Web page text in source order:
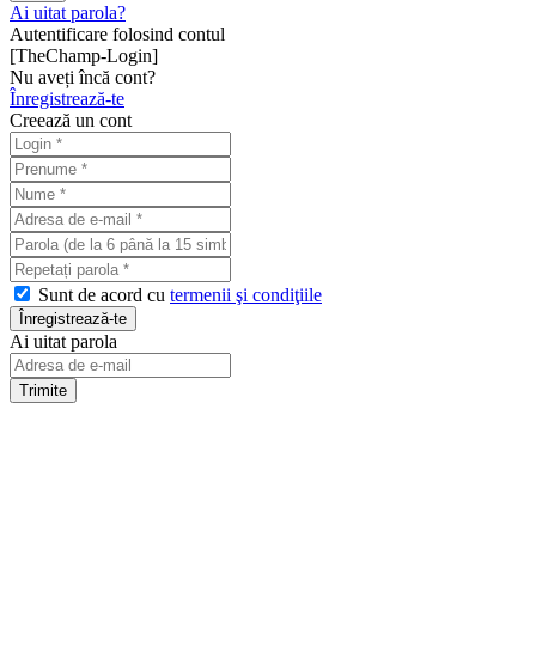
Ai uitat parola?
Autentificare folosind contul
[TheChamp-Login]
Nu aveți încă cont?
Înregistrează-te
Creează un cont
Sunt de acord cu termenii şi condiţiile
Ai uitat parola